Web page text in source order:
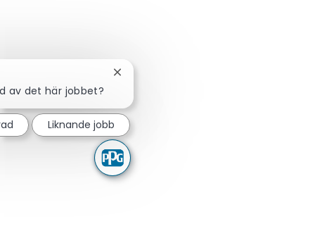
av det här jobbet?
Stäng chattbot-avisering
Liknande jobb